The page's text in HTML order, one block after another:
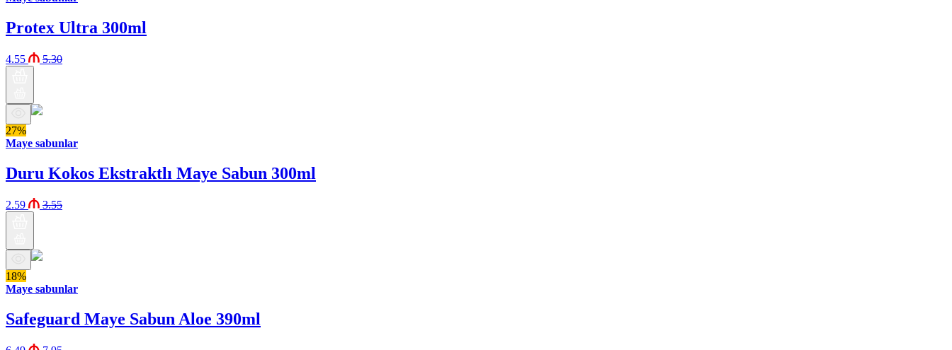
Protex Ultra 300ml
4.55 5.30
27%
Maye sabunlar
Duru Kokos Ekstraktlı Maye Sabun 300ml
2.59 3.55
18%
Maye sabunlar
Safeguard Maye Sabun Aloe 390ml